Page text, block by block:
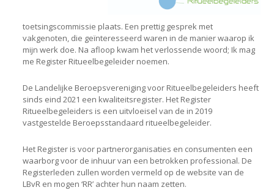
toetsingscommissie plaats. Een prettig gesprek met
vakgenoten, die geïnteresseerd waren in de manier waarop ik
mijn werk doe. Na afloop kwam het verlossende woord; Ik mag
me Register Ritueelbegeleider noemen.
De Landelijke Beroepsvereniging voor Ritueelbegeleiders heeft
sinds eind 2021 een kwaliteitsregister. Het Register
Ritueelbegeleiders is een uitvloeisel van de in 2019
vastgestelde Beroepsstandaard ritueelbegeleider.
Het Register is voor partnerorganisaties en consumenten een
waarborg voor de inhuur van een betrokken professional. De
Registerleden zullen worden vermeld op de website van de
LBvR en mogen ‘RR’ achter hun naam zetten.